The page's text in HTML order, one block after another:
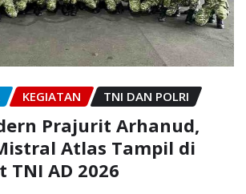
KEGIATAN TNI DAN POLRI
Prajurit Arhanud,
Atlas Tampil di
TNI AD 2026